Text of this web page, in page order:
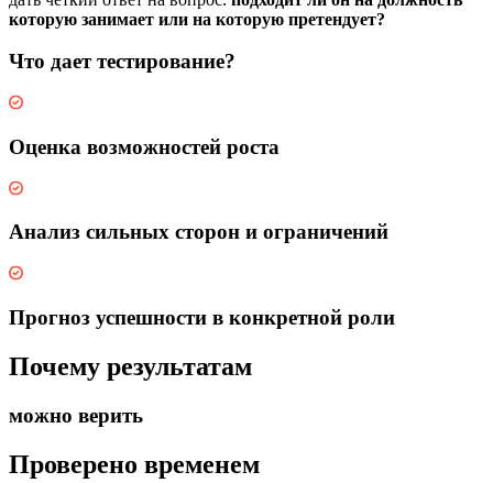
которую занимает или на которую претендует?
Что дает тестирование?
Оценка возможностей роста
Анализ сильных сторон и ограничений
Прогноз успешности в конкретной роли
Почему результатам
можно верить
Проверено временем